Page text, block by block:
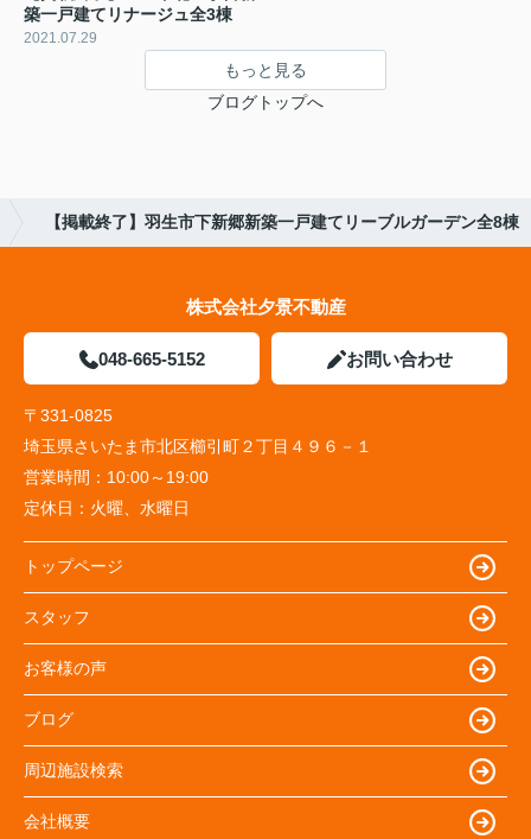
築一戸建てリナージュ全3棟
2021.07.29
もっと見る
ブログトップへ
【掲載終了】羽生市下新郷新築一戸建てリーブルガーデン全8棟
株式会社夕景不動産
048-665-5152 お問い合わせ
〒331-0825
埼玉県さいたま市北区櫛引町２丁目４９６－１
営業時間： 10:00～19:00
定休日： 火曜、水曜日
トップページ
スタッフ
お客様の声
ブログ
周辺施設検索
会社概要